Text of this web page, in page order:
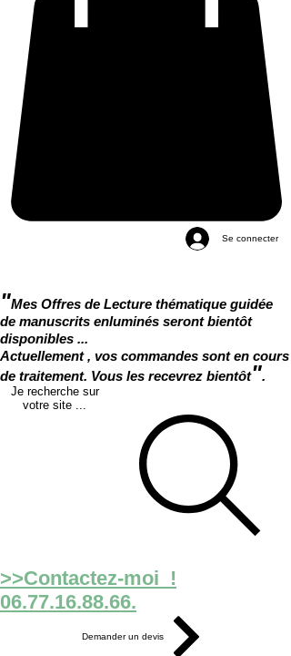
Se connecter
"Mes Offres de Lecture thématique guidée
de manuscrits enluminés seront bientôt
disponibles ...
Actuellement , vos commandes sont en cours
de traitement. Vous les recevrez bientôt".
Je recherche sur
votre site ...
>>Contactez-moi !
06.77.16.88.66.
Demander un devis